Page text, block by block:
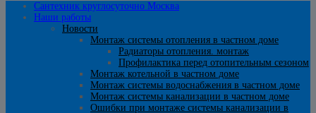
Сантехник круглосуточно Москва
Наши работы
Новости
Монтаж системы отопления в частном доме
Радиаторы отопления. монтаж
Профилактика перед отопительным сезоном
Монтаж котельной в частном доме
Монтаж системы водоснабжения в частном доме
Монтаж системы канализации в частном доме
Ошибки при монтаже системы канализации в